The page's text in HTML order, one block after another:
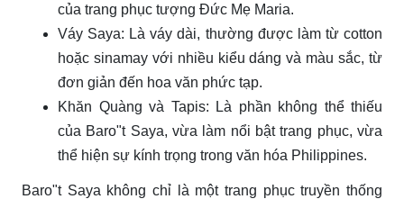
của trang phục tượng Đức Mẹ Maria.
Váy Saya: Là váy dài, thường được làm từ cotton
hoặc sinamay với nhiều kiểu dáng và màu sắc, từ
đơn giản đến hoa văn phức tạp.
Khăn Quàng và Tapis: Là phần không thể thiếu
của Baro"t Saya, vừa làm nổi bật trang phục, vừa
thể hiện sự kính trọng trong văn hóa Philippines.
Baro"t Saya không chỉ là một trang phục truyền thống